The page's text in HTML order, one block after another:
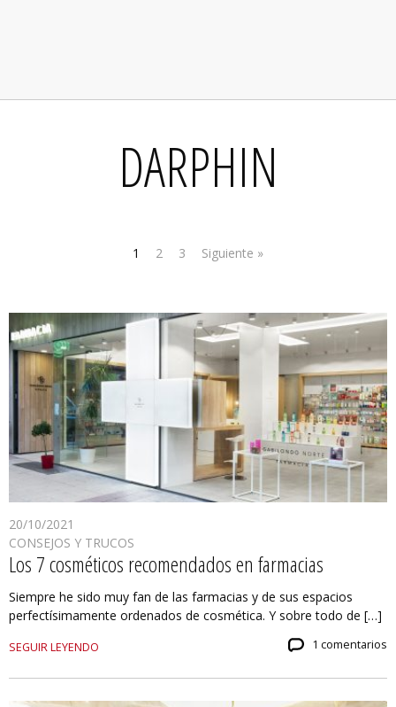
DARPHIN
1 2 3 Siguiente »
20/10/2021
CONSEJOS Y TRUCOS
Los 7 cosméticos recomendados en farmacias
Siempre he sido muy fan de las farmacias y de sus espacios
perfectísimamente ordenados de cosmética. Y sobre todo de […]
SEGUIR LEYENDO 1 comentarios